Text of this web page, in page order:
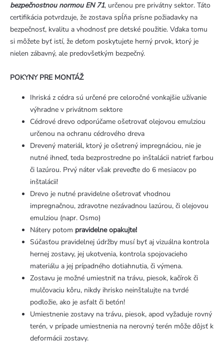
bezpečnostnou normou EN 71, určenou pre privátny sektor. Táto
certifikácia potvrdzuje, že zostava spĺňa prísne požiadavky na
bezpečnosť, kvalitu a vhodnosť pre detské použitie. Vďaka tomu
si môžete byť istí, že deťom poskytujete herný prvok, ktorý je
nielen zábavný, ale predovšetkým bezpečný.
POKYNY PRE MONTÁŽ
Ihriská z cédra sú určené pre celoročné vonkajšie užívanie
výhradne v privátnom sektore
Cédrové drevo odporúčame ošetrovať olejovou emulziou
určenou na ochranu cédrového dreva
Drevený materiál, ktorý je ošetrený impregnáciou, nie je
nutné ihneď, teda bezprostredne po inštalácii natrieť farbou
či lazúrou. Prvý náter však preveďte do 6 mesiacov po
inštalácii!
Drevo je nutné pravidelne ošetrovať vhodnou
impregnačnou, zdravotne nezávadnou lazúrou, či olejovou
emulziou (napr. Osmo)
Nátery potom pravidelne opakujte!
Súčasťou pravidelnej údržby musí byť aj vizuálna kontrola
hernej zostavy, jej ukotvenia, kontrola spojovacieho
materiálu a jej prípadného dotiahnutia, či výmena.
Zostavu je možné umiestniť na trávu, piesok, kačírok či
mulčovaciu kôru, nikdy ihrisko neinštalujte na tvrdé
podložie, ako je asfalt či betón!
Umiestnenie zostavy na trávu, piesok, apod vyžaduje rovný
terén, v prípade umiestnenia na nerovný terén môže dôjsť k
deformácii zostavy.